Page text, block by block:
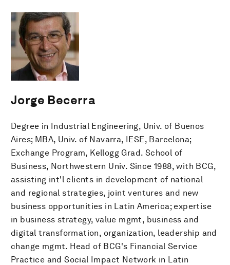
Jorge Becerra
Degree in Industrial Engineering, Univ. of Buenos
Aires; MBA, Univ. of Navarra, IESE, Barcelona;
Exchange Program, Kellogg Grad. School of
Business, Northwestern Univ. Since 1988, with BCG,
assisting int'l clients in development of national
and regional strategies, joint ventures and new
business opportunities in Latin America; expertise
in business strategy, value mgmt, business and
digital transformation, organization, leadership and
change mgmt. Head of BCG's Financial Service
Practice and Social Impact Network in Latin